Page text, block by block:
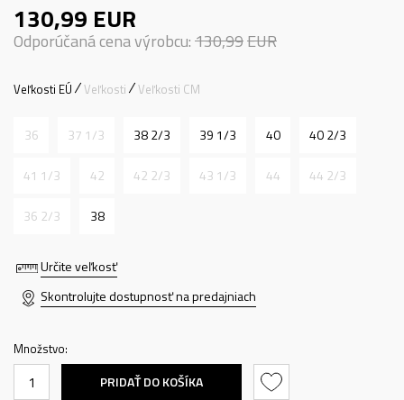
130,99 EUR
Odporúčaná cena výrobcu:130,99EUR
Určite veľkosť
Veľkosti EÚ Veľkosti Veľkosti CM
36 37 1/3 38 2/3 39 1/3 40 40 2/3
41 1/3 42 42 2/3 43 1/3 44 44 2/3
36 2/3 38
Skontrolujte dostupnosť na predajniach
Množstvo:
PRIDAŤ DO KOŠÍKA